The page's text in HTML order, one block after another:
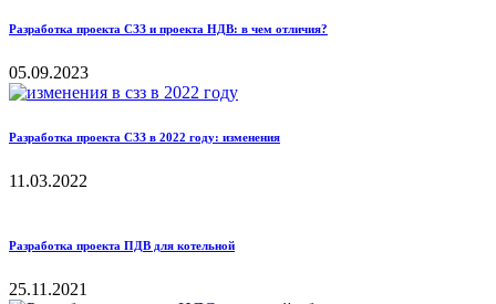
Разработка проекта СЗЗ и проекта НДВ: в чем отличия?
05.09.2023
Разработка проекта СЗЗ в 2022 году: изменения
11.03.2022
Разработка проекта ПДВ для котельной
25.11.2021